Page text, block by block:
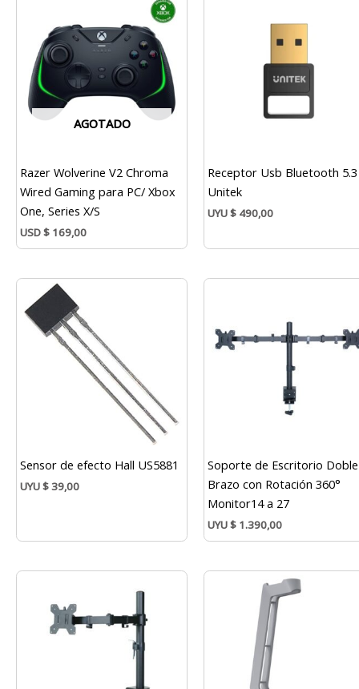
AGOTADO
Razer Wolverine V2 Chroma
Wired Gaming para PC/ Xbox
One, Series X/S
USD$ 169,00
Receptor Usb Bluetooth 5.3
Unitek
UYU$ 490,00
Sensor de efecto Hall US5881
UYU$39,00
Soporte de Escritorio Doble
Brazo con Rotación 360°
Monitor14 a 27
UYU$ 1.390,00